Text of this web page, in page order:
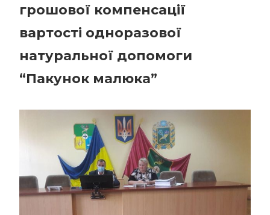
грошової компенсації
вартості одноразової
натуральної допомоги
“Пакунок малюка”